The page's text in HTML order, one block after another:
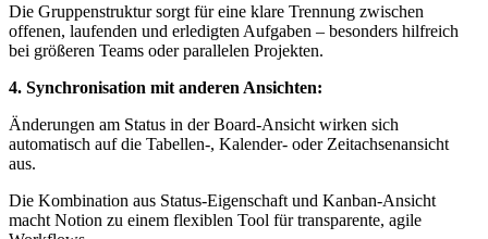
Die Gruppenstruktur sorgt für eine klare Trennung zwischen
offenen, laufenden und erledigten Aufgaben – besonders hilfreich
bei größeren Teams oder parallelen Projekten.
4. Synchronisation mit anderen Ansichten:
Änderungen am Status in der Board-Ansicht wirken sich
automatisch auf die Tabellen-, Kalender- oder Zeitachsenansicht
aus.
Die Kombination aus Status-Eigenschaft und Kanban-Ansicht
macht Notion zu einem flexiblen Tool für transparente, agile